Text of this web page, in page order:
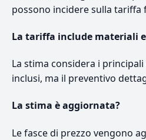
possono incidere sulla tariffa
La tariffa include materiali
La stima considera i
inclusi, ma il preventivo
La stima è aggiornata?
Le fasce di prezzo vengono